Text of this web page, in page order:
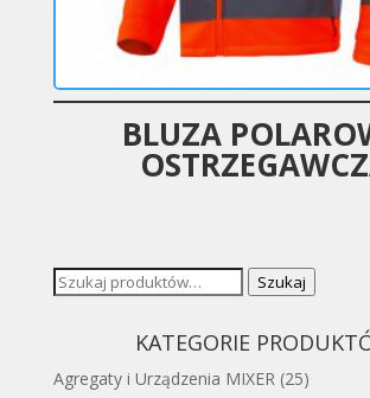
BLUZA
Szukaj: Szukaj
KATEGORIE
Agregaty i Urządzenia MIXER (25)